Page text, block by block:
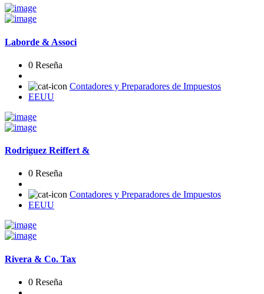
Laborde & Associ
0 Reseña
Contadores y Preparadores de Impuestos
EEUU
Rodriguez Reiffert &
0 Reseña
Contadores y Preparadores de Impuestos
EEUU
Rivera & Co. Tax
0 Reseña